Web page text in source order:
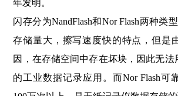
年发明。
闪存分为NandFlash和Nor Flash两种类
存储量大，擦写速度快的特点，但是
因，在存储空间中存在坏块，因此无法
的工业数据记录应用。而Nor Flash可